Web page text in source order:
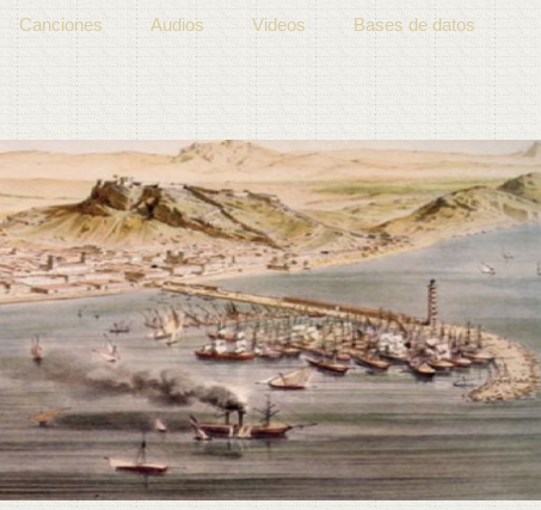
Canciones Audios Videos Bases de datos